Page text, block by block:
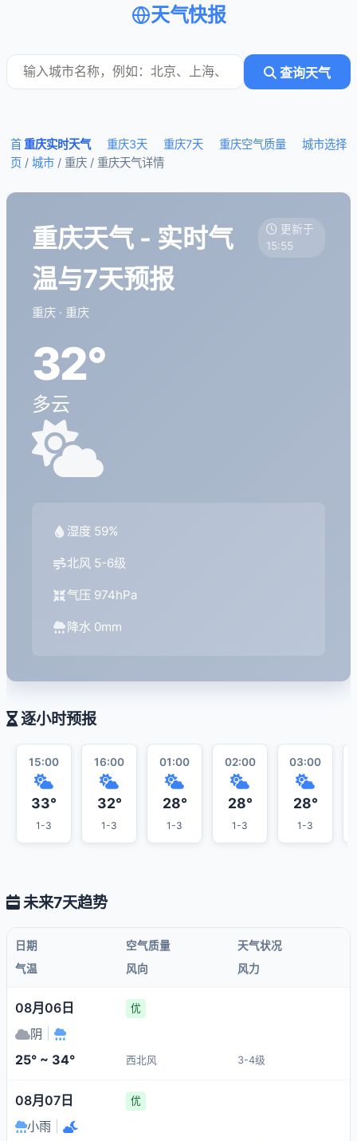
天气快报
查询天气
重庆实时天气 重庆3天 重庆7天 重庆空气质量 城市选择
首
页 / 城市 / 重庆 / 重庆天气详情
重庆天气 - 实时气
温与7天预报
重庆 · 重庆
更新于
15:55
32°
多云
湿度 59%
北风 5-6级
气压 974hPa
降水 0mm
逐小时预报
15:00
33°
1-3
16:00
32°
1-3
01:00
28°
1-3
02:00
28°
1-3
03:00
28°
1-3
未来7天趋势
日期 空气质量
天气状况
气温
风向 风力
08月06日 优
阴
25° ~ 34° 西北风 3-4级
08月07日 优
小雨